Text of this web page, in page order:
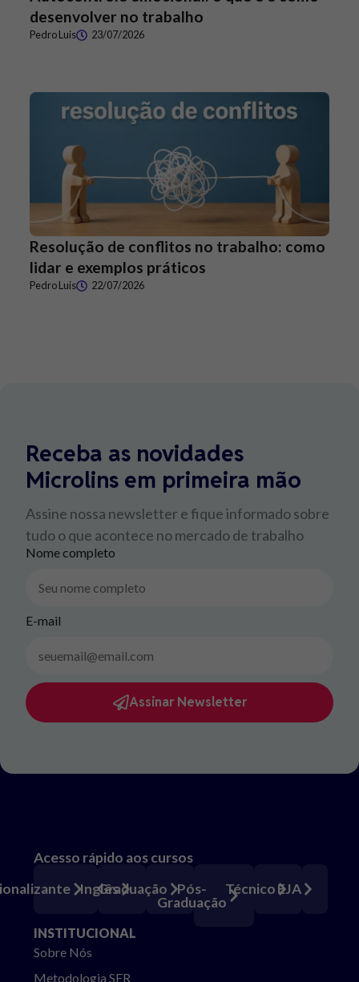
desenvolver no trabalho
Pedro Luis 23/07/2026
Resolução de conflitos no trabalho: como
lidar e exemplos práticos
Pedro Luis 22/07/2026
Receba as novidades
Microlins em primeira mão
Assine nossa newsletter e fique informado sobre
tudo o que acontece no mercado de trabalho
Nome completo
E-mail
Assinar Newsletter
Acesso rápido aos cursos
Inglês
Graduação
Pós-
Graduação
TécnicoEJA
INSTITUCIONAL
Sobre Nós
Metodologia SER